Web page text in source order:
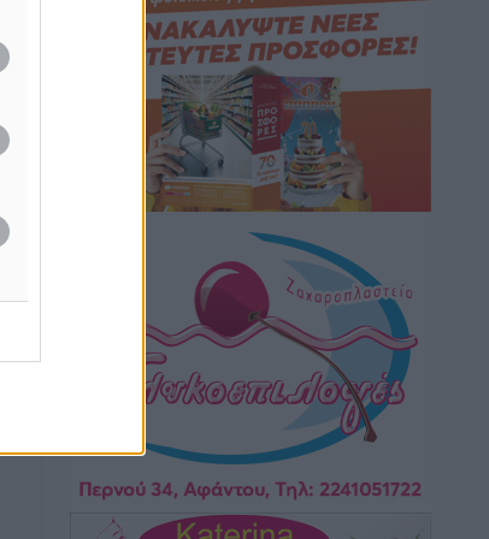
Hotels – Χατζηλαζάρου – Προχωρά
καινούργιο ξενοδοχείο στην Κω
Τοπικές Ειδήσεις• πριν 9 ώρες
Αυτοκίνητο μπήκε παράνομα σε
μονόδρομο στο Μαστιχάρι –
Αναποδογύρισε όχημα με μητέρα και
πριν 9 ώρες
“Η Ευρώπη αντιμετώπιζε το
προσφυγικό σαν ταινία τρόμου” – Η
συγκλονιστική μαρτυρία της Χαρούλας
Γιασιράνη στον RV για τα γεγονότα που
οδήγησαν στο Σύμφωνο της Λέρου
Τοπικές Ειδήσεις• πριν 9 ώρες
Συναυλία με τον Γιάννη Κότσιρα στις